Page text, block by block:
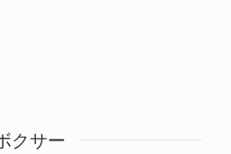
クサー